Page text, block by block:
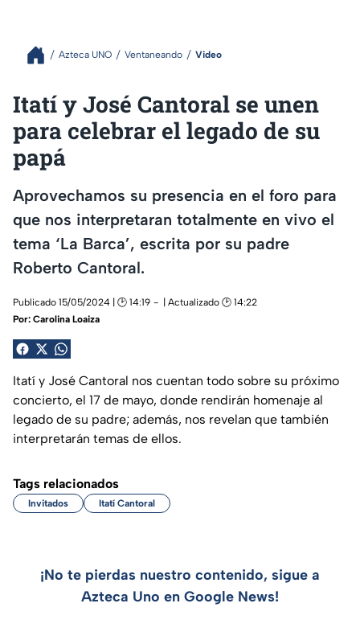
Azteca UNO Ventaneando Video
Itatí y José Cantoral se unen
para celebrar el legado de su
papá
Aprovechamos su presencia en el foro para
que nos interpretaran totalmente en vivo el
tema ‘La Barca’, escrita por su padre
Roberto Cantoral.
Publicado 15/05/2024 | 🕑 14:19
| Actualizado 🕑 14:22
Por: Carolina Loaiza
Itatí y José Cantoral nos cuentan todo sobre su próximo
concierto, el 17 de mayo, donde rendirán homenaje al
legado de su padre; además, nos revelan que también
interpretarán temas de ellos.
Tags relacionados
Invitados Itatí Cantoral
¡No te pierdas nuestro contenido, sigue a
Azteca Uno en Google News!